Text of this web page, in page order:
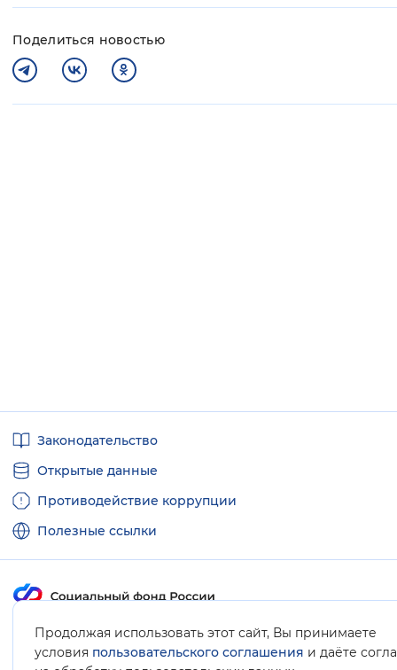
Поделиться новостью
Продолжая использовать этот сайт, Вы принимаете
условия пользовательского соглашения и даёте
ссылкиЗаконодательство
Открытые данные
Противодействие коррупции
Полезные ссылки
Карта сайта